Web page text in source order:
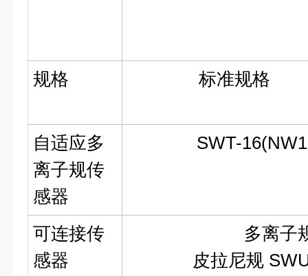
规格 标准规格
自适应多
离子规传
感器
SWT-
可连接传
感器
多离子
皮拉尼规